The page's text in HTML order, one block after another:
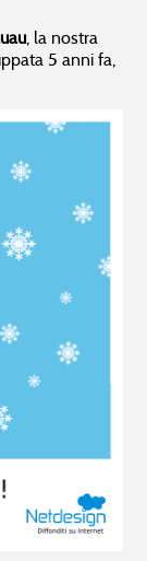
06:02
22:02
, la nostra
5 anni fa,